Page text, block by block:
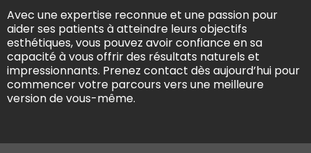
Avec une expertise reconnue et une passion pour
aider ses patients à atteindre leurs objectifs
esthétiques, vous pouvez avoir confiance en sa
capacité à vous offrir des résultats naturels et
impressionnants. Prenez contact dès aujourd’hui pour
commencer votre parcours vers une meilleure
version de vous-même.